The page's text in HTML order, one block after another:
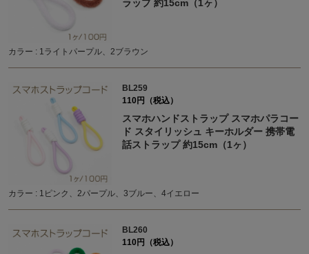
ラップ 約15cm（1ヶ）
カラー : 1ライトパープル、2ブラウン
BL259
110円（税込）
スマホハンドストラップ スマホパラコー
ド スタイリッシュ キーホルダー 携帯電
話ストラップ 約15cm（1ヶ）
カラー : 1ピンク、2パープル、3ブルー、4イエロー
BL260
110円（税込）